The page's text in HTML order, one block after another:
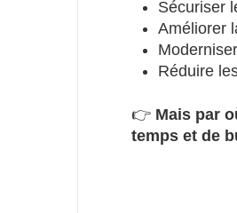
Sécuriser
Améliorer
Réduire
👉 Mais par
temps et de